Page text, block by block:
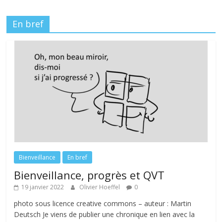
En bref
Bienveillance En bref
Bienveillance, progrès et QVT
19 janvier 2022 Olivier Hoeffel 0
photo sous licence creative commons – auteur : Martin
Deutsch Je viens de publier une chronique en lien avec la